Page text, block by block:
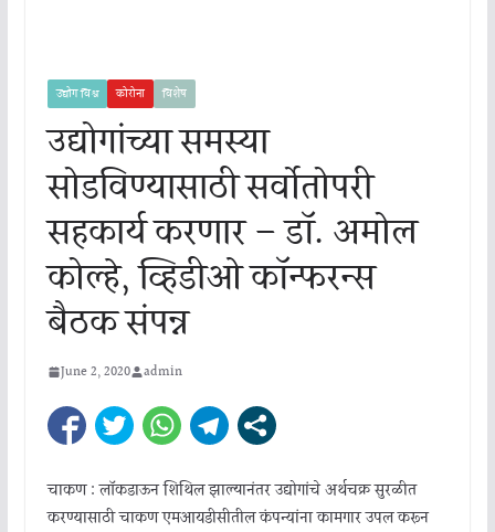
उद्योग विश्व कोरोना विशेष
उद्योगांच्या समस्या
सोडविण्यासाठी सर्वोतोपरी
सहकार्य करणार – डॉ. अमोल
कोल्हे, व्हिडीओ कॉन्फरन्स
बैठक संपन्न
June 2, 2020 admin
चाकण : लॉकडाऊन शिथिल झाल्यानंतर उद्योगांचे अर्थचक्र सुरळीत
करण्यासाठी चाकण एमआयडीसीतील कंपन्यांना कामगार उपलब्ध करून